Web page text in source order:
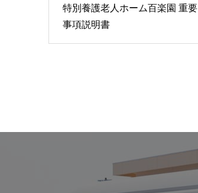
特別養護老人ホーム百楽園 重要
事項説明書